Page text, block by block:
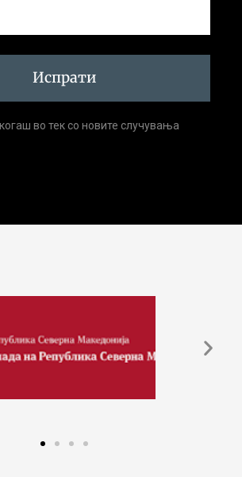
Испрати
во тек со новите случувања